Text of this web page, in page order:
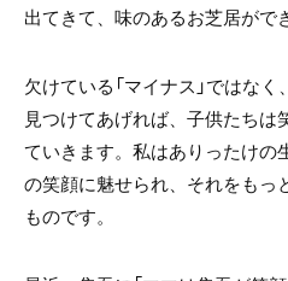
出てきて、味のあるお芝居がで
欠けている「マイナス」ではなく
見つけてあげれば、子供たち
ていきます。私はありったけの
の笑顔に魅せられ、それをもっ
ものです。